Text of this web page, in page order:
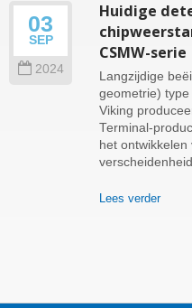
03
SEP
2024
Huidige
CSMW-serie
Langzijdige
geometrie)
Viking
Terminal-
het ontwikkelen
Lees verder